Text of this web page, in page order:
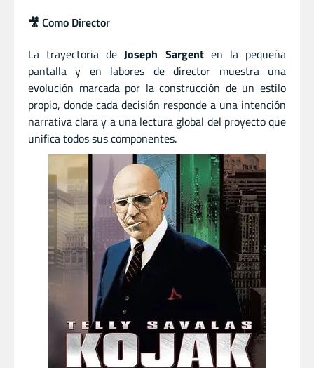
🎥 Como Director
La trayectoria deJoseph Sargenten la pequeña
pantalla y en labores de director muestra una
evolución marcada por la construcción de un estilo
propio, donde cada decisión responde a una intención
narrativa clara y a una lectura global del proyecto que
unifica todos sus componentes.